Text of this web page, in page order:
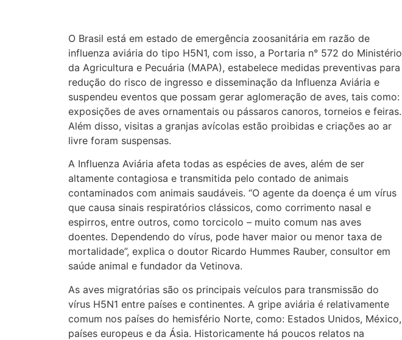
O Brasil está em estado de emergência zoosanitária em razão de
influenza aviária do tipo H5N1, com isso, a Portaria n° 572 do Ministério
da Agricultura e Pecuária (MAPA), estabelece medidas preventivas para
redução do risco de ingresso e disseminação da Influenza Aviária e
suspendeu eventos que possam gerar aglomeração de aves, tais como:
exposições de aves ornamentais ou pássaros canoros, torneios e feiras.
Além disso, visitas a granjas avícolas estão proibidas e criações ao ar
livre foram suspensas.
A Influenza Aviária afeta todas as espécies de aves, além de ser
altamente contagiosa e transmitida pelo contado de animais
contaminados com animais saudáveis. “O agente da doença é um vírus
que causa sinais respiratórios clássicos, como corrimento nasal e
espirros, entre outros, como torcicolo – muito comum nas aves
doentes. Dependendo do vírus, pode haver maior ou menor taxa de
mortalidade”, explica o doutor Ricardo Hummes Rauber, consultor em
saúde animal e fundador da Vetinova.
As aves migratórias são os principais veículos para transmissão do
vírus H5N1 entre países e continentes. A gripe aviária é relativamente
comum nos países do hemisfério Norte, como: Estados Unidos, México,
países europeus e da Ásia. Historicamente há poucos relatos na